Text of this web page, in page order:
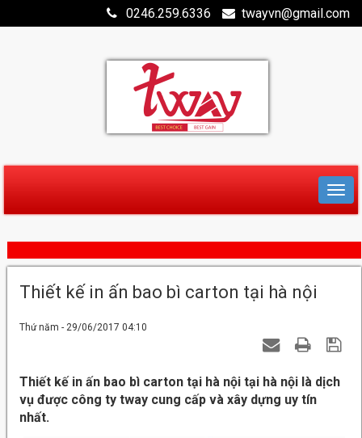
0246.259.6336 twayvn@gmail.com
Thiết kế in ấn bao bì carton tại hà nội
Thứ năm - 29/06/2017 04:10
Thiết kế in ấn bao bì carton tại hà nội tại hà nội là dịch
vụ được công ty tway cung cấp và xây dựng uy tín
nhất.